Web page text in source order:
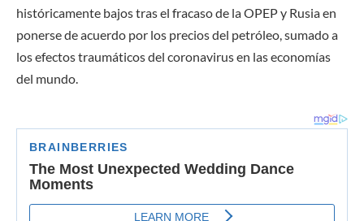
históricamente bajos tras el fracaso de la OPEP y Rusia en
ponerse de acuerdo por los precios del petróleo, sumado a
los efectos traumáticos del coronavirus en las economías
del mundo.